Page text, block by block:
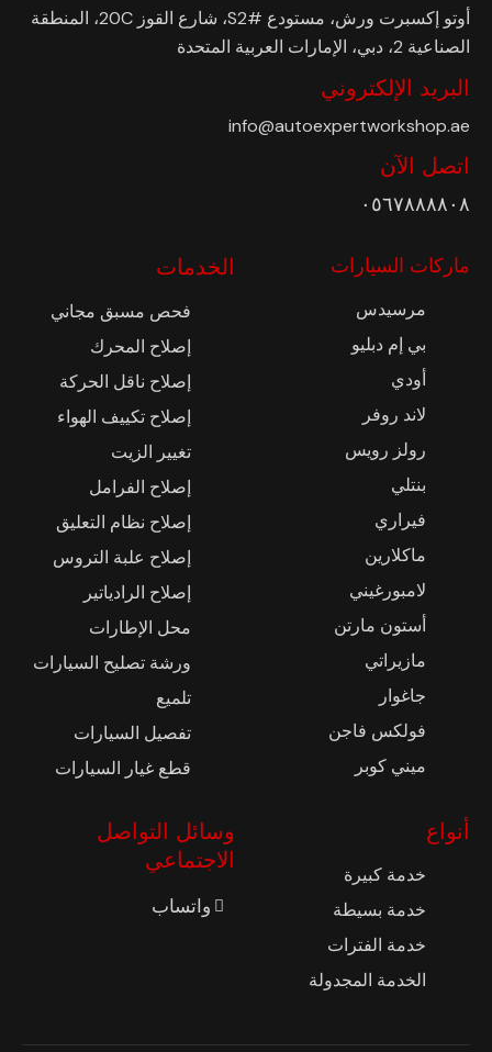
أوتو إكسبرت ورش، مستودع #S2، شارع القوز 20C، المنطقة
الصناعية 2، دبي، الإمارات العربية المتحدة
البريد الإلكتروني
info@autoexpertworkshop.ae
اتصل الآن
٠٥٦٧٨٨٨٨٠٨
ماركات السيارات
مرسيدس
بي إم دبليو
أودي
لاند روفر
رولز رويس
بنتلي
فيراري
ماكلارين
لامبورغيني
أستون مارتن
مازيراتي
جاغوار
فولكس فاجن
ميني كوبر
الخدمات
فحص مسبق مجاني
إصلاح المحرك
إصلاح ناقل الحركة
إصلاح تكييف الهواء
تغيير الزيت
إصلاح الفرامل
إصلاح نظام التعليق
إصلاح علبة التروس
إصلاح الرادياتير
محل الإطارات
ورشة تصليح السيارات
تلميع
تفصيل السيارات
قطع غيار السيارات
أنواع
خدمة كبيرة
خدمة بسيطة
خدمة الفترات
الخدمة المجدولة
وسائل التواصل
الاجتماعي
واتساب